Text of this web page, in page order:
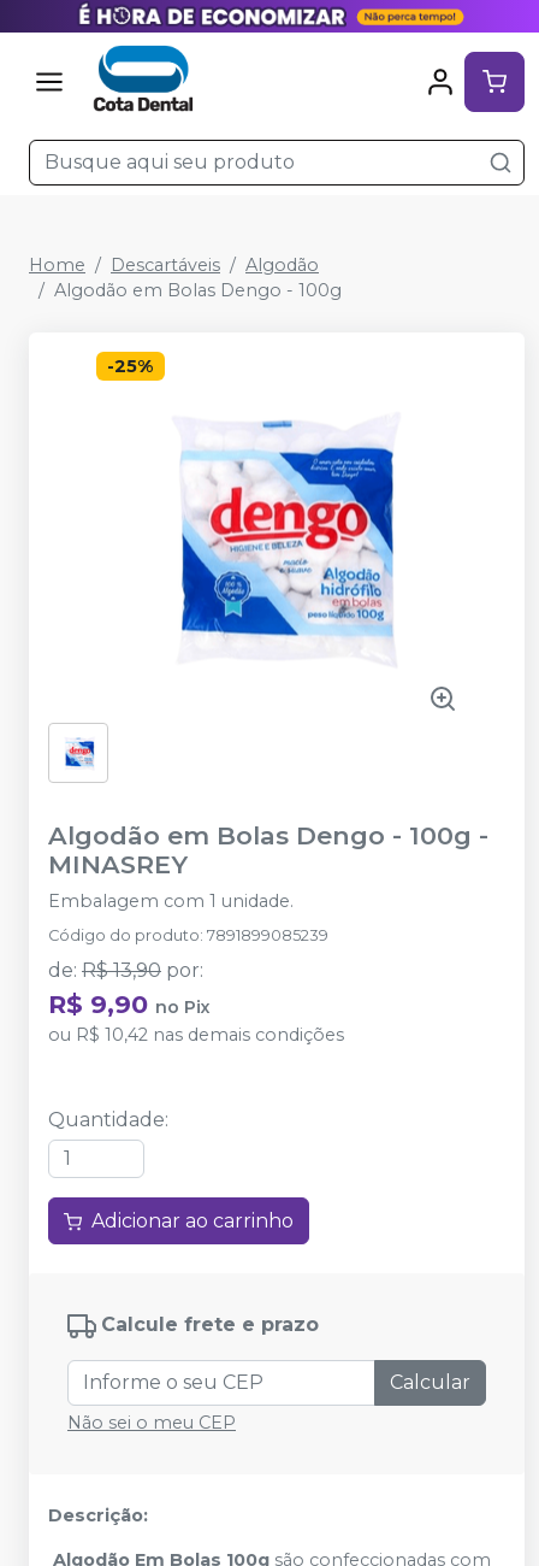
Home Descartáveis
Algodão
Algodão em Bolas Dengo - 100g
-25%
Algodão em Bolas Dengo - 100g -
MINASREY
Embalagem com 1 unidade.
Código do produto: 7891899085239
de: R$ 13,90 por:
R$ 9,90 no Pix
ou R$ 10,42 nas demais condições
Quantidade:
Adicionar ao carrinho
Calcule frete e prazo
Calcular
Não sei o meu CEP
Descrição:
Algodão Em Bolas 100g são confeccionadas com